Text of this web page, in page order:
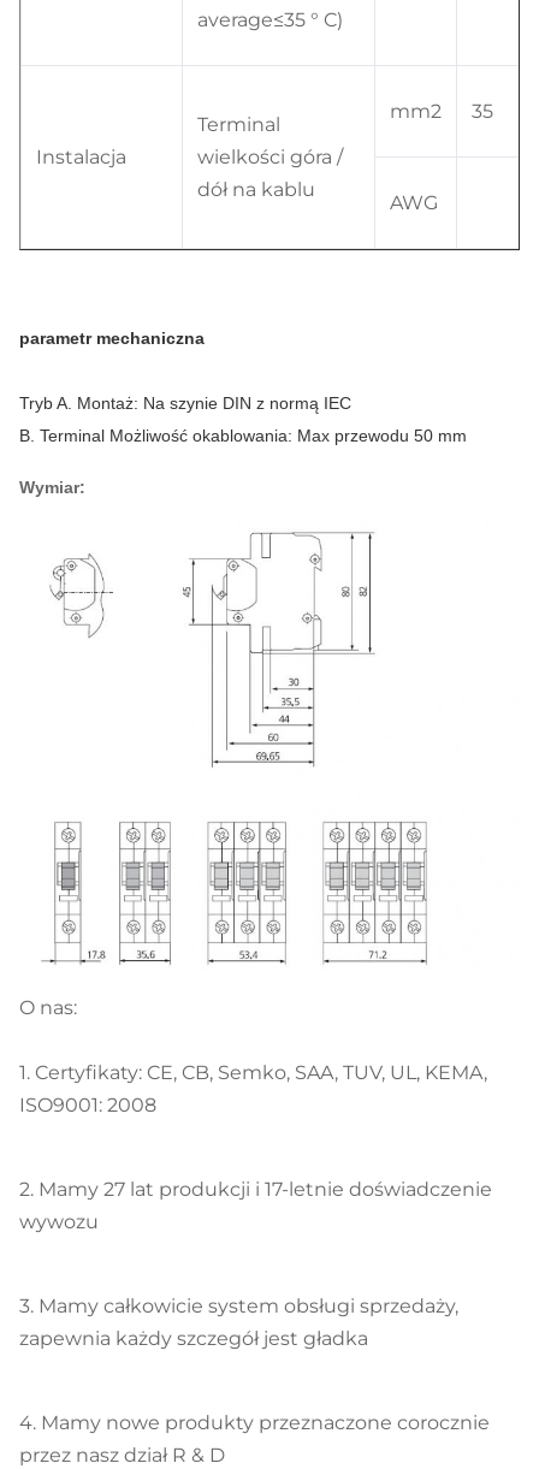
average≤35 ° C)
Instalacja
Terminal
wielkości góra /
dół na kablu
mm2 35
AWG
parametr mechaniczna
Tryb A. Montaż: Na szynie DIN z normą IEC
B. Terminal Możliwość okablowania: Max przewodu 50 mm
Wymiar:
O nas:
1. Certyfikaty: CE, CB, Semko, SAA, TUV, UL, KEMA,
ISO9001: 2008
2. Mamy 27 lat produkcji i 17-letnie doświadczenie
wywozu
3. Mamy całkowicie system obsługi sprzedaży,
zapewnia każdy szczegół jest gładka
4. Mamy nowe produkty przeznaczone corocznie
przez nasz dział R & D